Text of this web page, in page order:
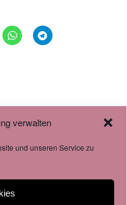
verwalten
und unseren Service zu